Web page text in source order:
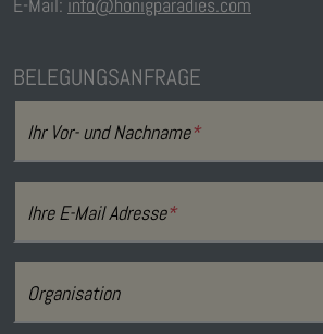
BELEGUNGSANFRAGE
Ihr Vor- und Nachname*
Ihre E-Mail Adresse*
Organisation